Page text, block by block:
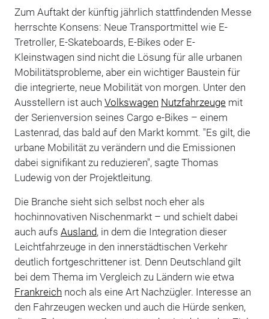
Zum Auftakt der künftig jährlich stattfindenden Messe
herrschte Konsens: Neue Transportmittel wie E-
Tretroller, E-Skateboards, E-Bikes oder E-
Kleinstwagen sind nicht die Lösung für alle urbanen
Mobilitätsprobleme, aber ein wichtiger Baustein für
die integrierte, neue Mobilität von morgen. Unter den
Ausstellern ist auch Volkswagen Nutzfahrzeugemit
der Serienversion seines Cargo e-Bikes – einem
Lastenrad, das bald auf den Markt kommt. "Es gilt, die
urbane Mobilität zu verändern und die Emissionen
dabei signifikant zu reduzieren", sagte Thomas
Ludewig von der Projektleitung.
Die Branche sieht sich selbst noch eher als
hochinnovativen Nischenmarkt – und schielt dabei
auch aufs Ausland, in dem die Integration dieser
Leichtfahrzeuge in den innerstädtischen Verkehr
deutlich fortgeschrittener ist. Denn Deutschland gilt
bei dem Thema im Vergleich zu Ländern wie etwa
Frankreich noch als eine Art Nachzügler. Interesse an
den Fahrzeugen wecken und auch die Hürde senken,